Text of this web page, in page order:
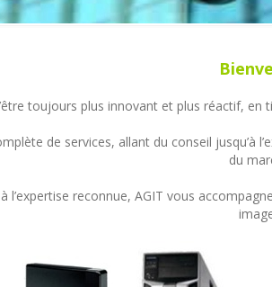
toujours plus innovant et plus réactif,
de services, allant du conseil jusqu’à
du
l’expertise reconnue, AGIT vous